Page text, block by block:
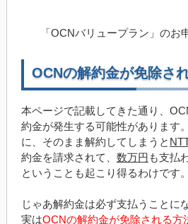
「OCNバリュープラン」のお
OCNの解約金が免除さ
本ページで記載してきた通り、
約金が発生する可能性があります
に、そのまま解約してしまうと
約金を請求されて、 数万円 も支払
ということも起こり得るわけです。
じゃあ解約金は必ず支払うことに
実はOCNの解約金が免除される方